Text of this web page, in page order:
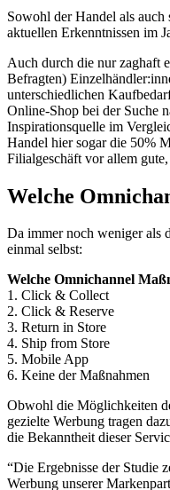
Sowohl der Handel als
aktuellen Erkenntnissen im
Auch durch die nur zaghaft
Befragten)
unterschiedlichen
Online-Shop bei der Suche
Inspirationsquelle im
Handel hier sogar die 50%
Filialgeschäft vor allem
Welche
Da immer noch weniger als
einmal selbst:
Welche Omnichannel
1. Click & Collect
2. Click & Reserve
3. Return in Store
4. Ship from Store
5. Mobile App
6. Keine der Maßnahmen
Obwohl die Möglichkeiten
gezielte Werbung tragen
die Bekanntheit dieser
“Die Ergebnisse der Studie
Werbung unserer